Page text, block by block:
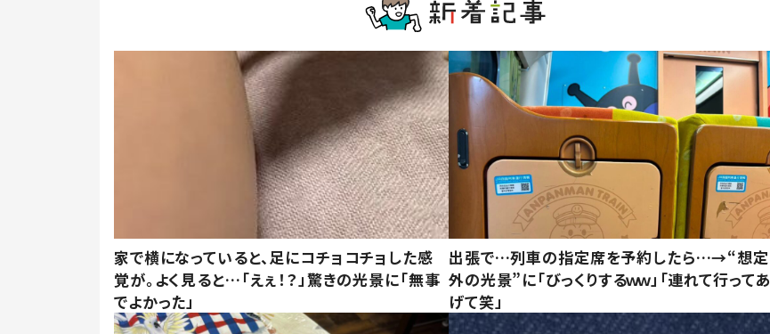
家で横になっていると、足にコチョコチョした感
覚が。よく見ると…「えぇ！？」驚きの光景に「無事
でよかった」
出張で…列車の指定席を予約したら…→“想定
外の光景”に「びっくりするｗｗ」「連れて行ってあ
げて笑」